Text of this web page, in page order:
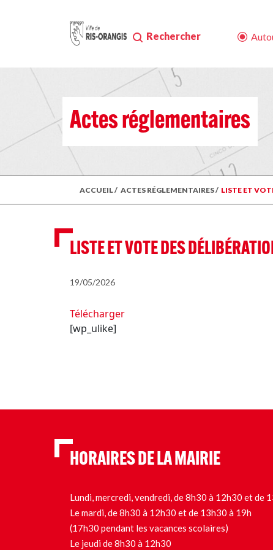
Rechercher
Actes réglementaires
ACCUEIL/ ACTES RÉGLEMENTAIRES/ LISTE ET
LISTE ET VOTE DES
19/05/2026
Télécharger
[wp_ulike]
HORAIRES DE LA MAIRIE
Lundi, mercredi, vendredi, de 8h30 à 12h30 et de
Le mardi, de 8h30 à 12h30 et de 13h30 à 19h
(17h30 pendant les vacances scolaires)
Le jeudi de 8h30 à 12h30